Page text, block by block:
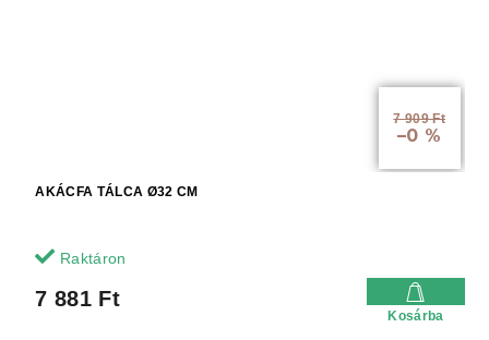
7 909 Ft
–0 %
AKÁCFA TÁLCA Ø32 CM
Raktáron
7 881 Ft
Kosárba